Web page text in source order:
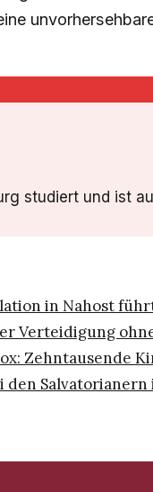
studiert und ist
in Nahost
Verteidigung
Zehntausende
den